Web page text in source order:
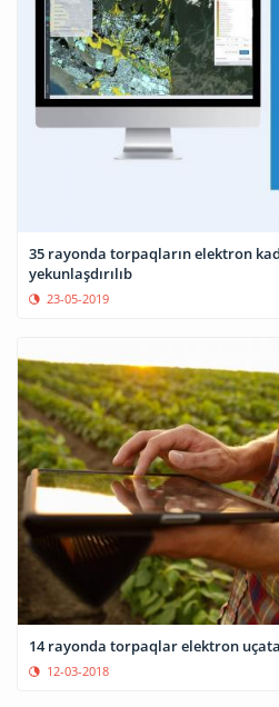
35 rayonda torpaqların elektron
yekunlaşdırılıb
23-05-2019
14 rayonda torpaqlar elektron
12-03-2018